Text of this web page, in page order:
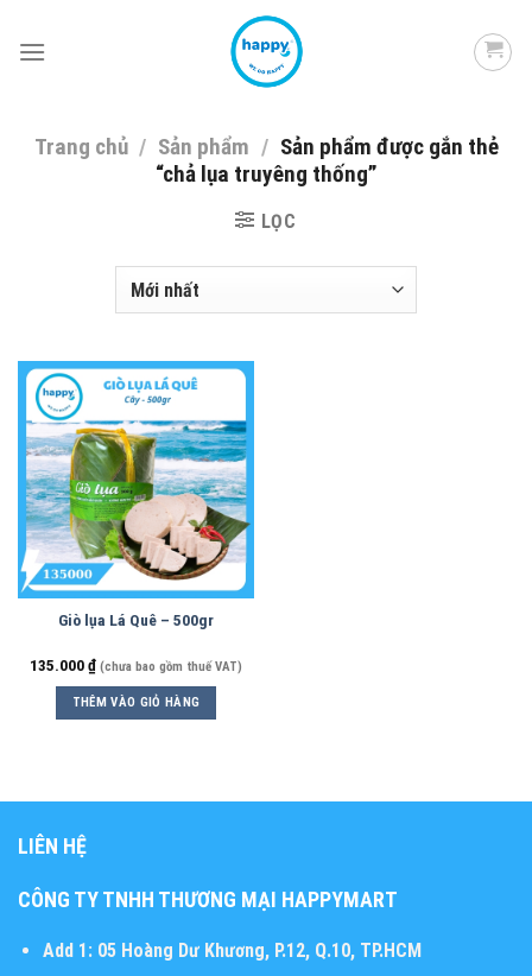
Trang chủ / Sản phẩm / Sản phẩm được gắn thẻ
“chả lụa truyêng thống”
LỌC
Giò lụa Lá Quê – 500gr
135.000₫ (chưa bao gồm thuế VAT)
THÊM VÀO GIỎ HÀNG
LIÊN HỆ
CÔNG TY TNHH THƯƠNG MẠI HAPPYMART
Add 1:05 Hoàng Dư Khương, P.12, Q.10, TP.HCM